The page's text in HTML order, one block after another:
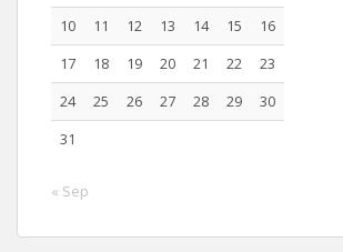
10
11 12 13 14 15
16
17
18 19 20 21 22
23
24
25 26 27 28 29
30
31
« Sep